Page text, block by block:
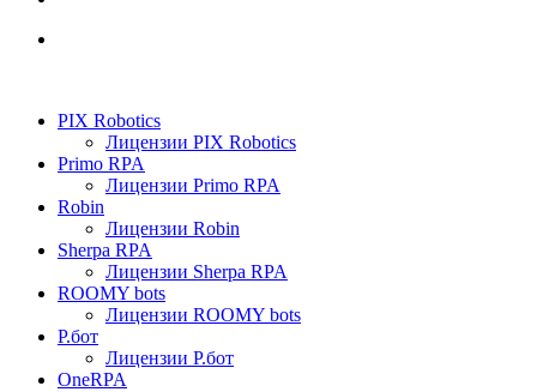
PIX Robotics
Лицензии PIX Robotics
Primo RPA
Лицензии Primo RPA
Robin
Лицензии Robin
Sherpa RPA
Лицензии Sherpa RPA
ROOMY bots
Лицензии ROOMY bots
Р.бот
Лицензии Р.бот
OneRPA